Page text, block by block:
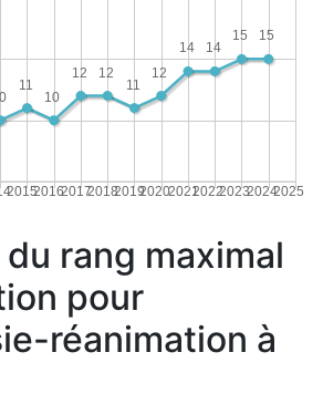
20152016201720182019202020212022202320242025
15
15
14
14
12
11
12
12
10
11
rang maximal
pour
réanimation à